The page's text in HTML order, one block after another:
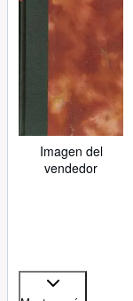
Imagen del
vendedor